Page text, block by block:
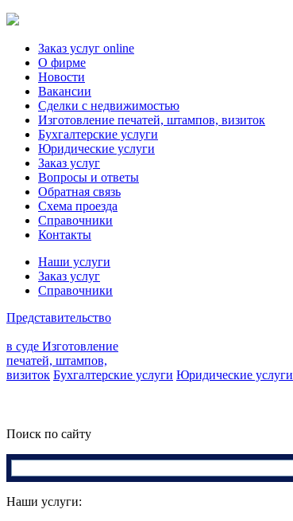
Заказ услуг online
О фирме
Новости
Вакансии
Сделки с недвижимостью
Изготовление печатей, штампов, визиток
Бухгалтерские услуги
Юридические услуги
Заказ услуг
Вопросы и ответы
Обратная связь
Схема проезда
Справочники
Контакты
Наши услуги
Заказ услуг
Справочники
Представительство
в суде Изготовление
печатей, штампов,
визиток Бухгалтерские услуги Юридические услуги
Поиск по сайту
Наши услуги: